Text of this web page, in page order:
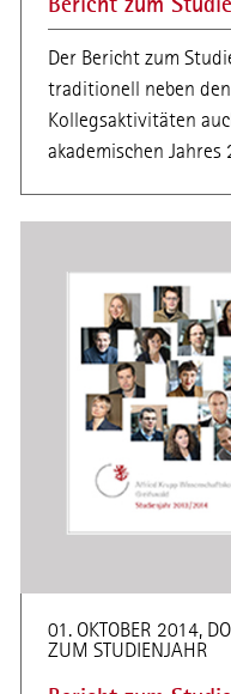
Der Bericht zum
traditionell neben
Kollegsaktivitäten
akademischen
01. OKTOBER 2014,
ZUM STUDIENJAHR